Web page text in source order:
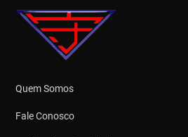
Quem Somos
Fale Conosco